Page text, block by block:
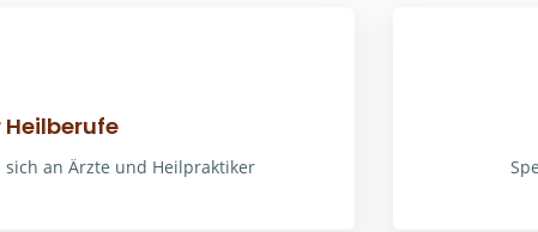
Heilberufe
an Ärzte und Heilpraktiker